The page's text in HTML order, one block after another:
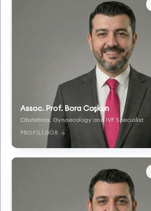
Assoc. Prof. Bora Coşkun
Obstetrics, Gynaecology and IVF Specialist
PROFILI GÖR →